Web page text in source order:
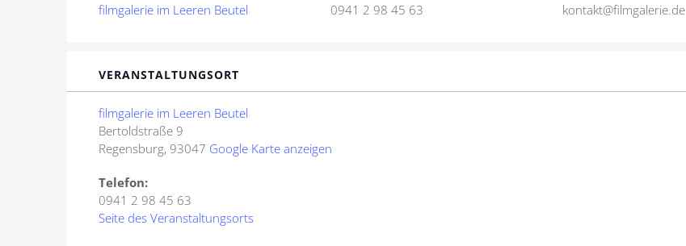
filmgalerie im Leeren Beutel 0941 2 98 45 63 kontakt@filmgalerie.de
VERANSTALTUNGSORT
filmgalerie im Leeren Beutel
Bertoldstraße 9
Regensburg, 93047 Google Karte anzeigen
Telefon:
0941 2 98 45 63
Seite des Veranstaltungsorts